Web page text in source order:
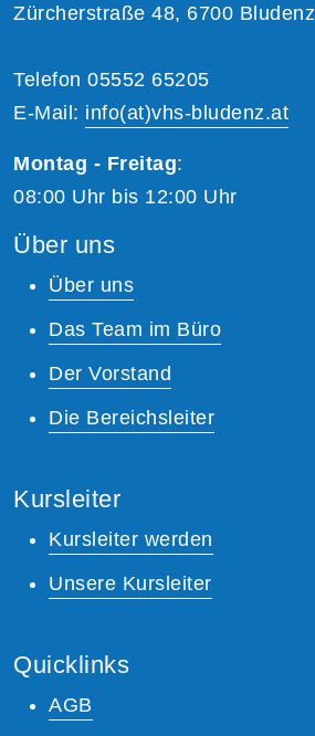
Zürcherstraße 48, 6700 Bludenz
Telefon 05552 65205
E-Mail: info(at)vhs-bludenz.at
Montag - Freitag:
08:00 Uhr bis 12:00 Uhr
Über uns
Über uns
Das Team im Büro
Der Vorstand
Die Bereichsleiter
Kursleiter
Kursleiter werden
Unsere Kursleiter
Quicklinks
AGB